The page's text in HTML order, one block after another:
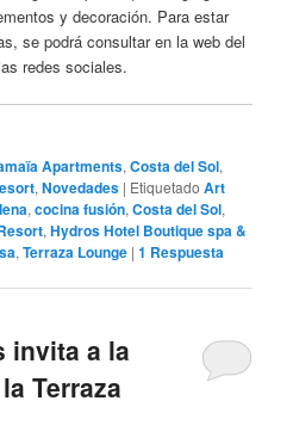
y decoración. Para estar
se podrá consultar en la web del
redes sociales.
Apartments,Costa del Sol,
,Novedades | Etiquetado Art
,cocina fusión,Costa del Sol,
,Hydros Hotel Boutique spa &
,Terraza Lounge |1 Respuesta
invita a la
Terraza